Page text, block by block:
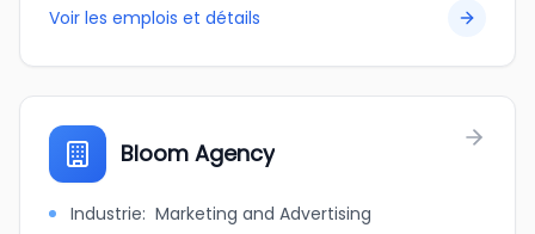
Voir les emplois et détails
Bloom Agency
Industrie: Marketing and Advertising